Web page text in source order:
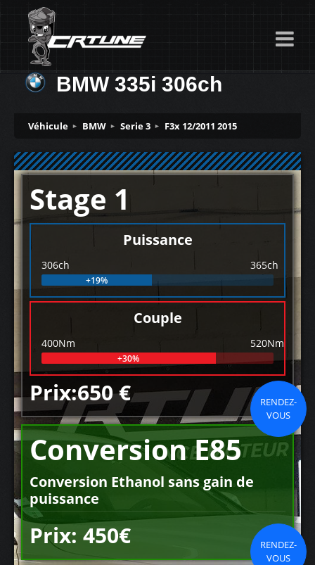
BMW 335i 306ch
Véhicule BMW Serie 3 F3x 12/2011 2015
Stage 1
Puissance
306ch 365ch
+19%
Couple
400Nm 520Nm
+30%
Prix:650 €
RENDEZ-
VOUS
Conversion E85
Conversion Ethanol sans gain de
puissance
Prix: 450€
RENDEZ-
VOUS